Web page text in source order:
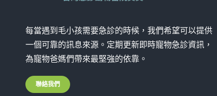
每當遇到毛小孩需要急診的時候，我們希望可以提供
一個可靠的訊息來源。定期更新即時寵物急診資訊，
為寵物爸媽們帶來最堅強的依靠。
聯絡我們